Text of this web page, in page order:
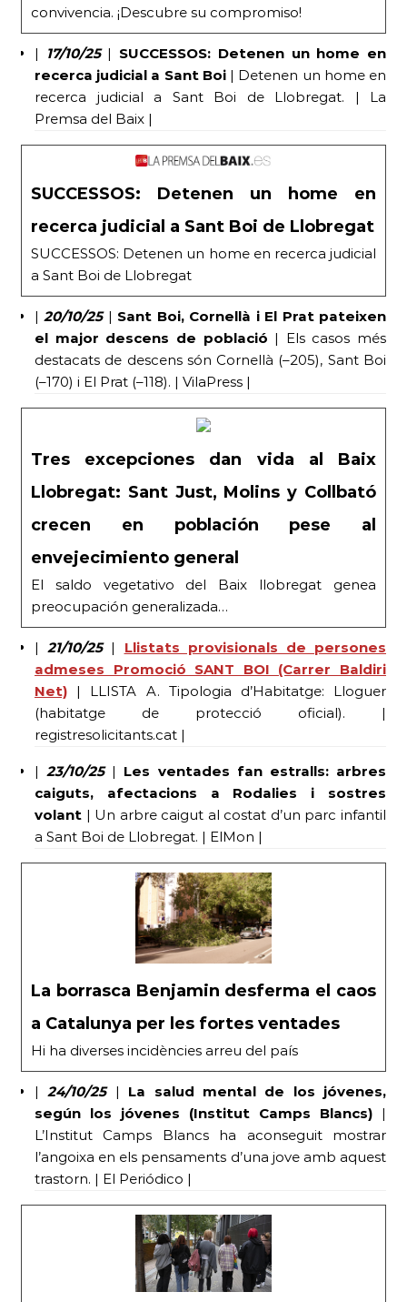
convivencia. ¡Descubre su compromiso!
| 17/10/25| SUCCESSOS: Detenen un home en
recerca judicial a Sant Boi| Detenen un home en
recerca judicial a Sant Boi de Llobregat. | La
Premsa del Baix |
SUCCESSOS: Detenen un home en
recerca judicial a Sant Boi de Llobregat
SUCCESSOS: Detenen un home en recerca judicial
a Sant Boi de Llobregat
|20/10/25| Sant Boi, Cornellà i El Prat pateixen
el major descens de població | Els casos més
destacats de descens són Cornellà (–205), Sant Boi
(–170) i El Prat (–118). | VilaPress |
Tres excepciones dan vida al Baix
Llobregat: Sant Just, Molins y Collbató
crecen en población pese al
envejecimiento general
El saldo vegetativo del Baix llobregat genea
preocupación generalizada…
|21/10/25| Llistats provisionals de persones
admeses Promoció SANT BOI (Carrer Baldiri
Net) | LLISTA A. Tipologia d’Habitatge: Lloguer
(habitatge de protecció oficial). |
registresolicitants.cat |
|23/10/25| Les ventades fan estralls: arbres
caiguts, afectacions a Rodalies i sostres
volant | Un arbre caigut al costat d’un parc infantil
a Sant Boi de Llobregat. | ElMon |
La borrasca Benjamin desferma el caos
a Catalunya per les fortes ventades
Hi ha diverses incidències arreu del país
|24/10/25| La salud mental de los jóvenes,
según los jóvenes (Institut Camps Blancs) |
L’Institut Camps Blancs ha aconseguit mostrar
l’angoixa en els pensaments d’una jove amb aquest
trastorn. | El Periódico |